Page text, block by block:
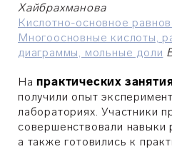
Хайбрахманова
Кислотно-основное
Многоосновные кислоты,
диаграммы, мольные доли
Напрактических
получили опыт
лабораториях. Участники
совершенствовали навыки
а также готовились к